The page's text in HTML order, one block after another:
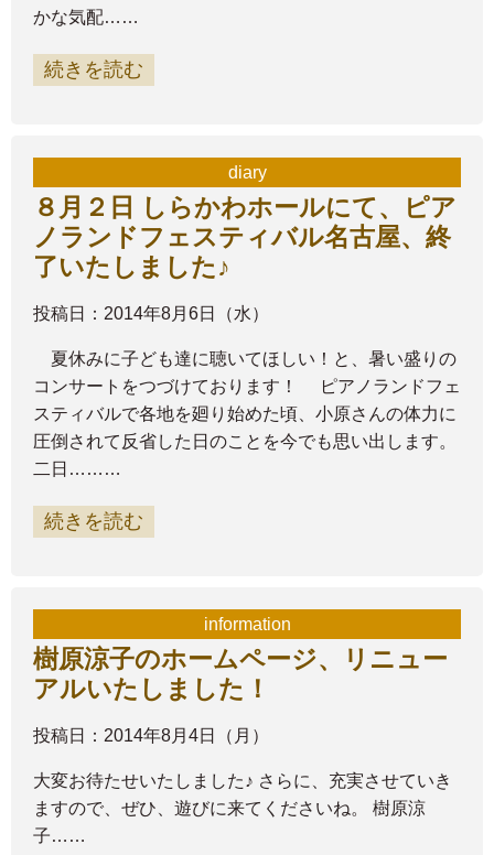
かな気配……
続きを読む
diary
８月２日 しらかわホールにて、ピア
ノランドフェスティバル名古屋、終
了いたしました♪
投稿日：2014年8月6日（水）
夏休みに子ども達に聴いてほしい！と、暑い盛りの
コンサートをつづけております！ ピアノランドフェ
スティバルで各地を廻り始めた頃、小原さんの体力に
圧倒されて反省した日のことを今でも思い出します。
二日………
続きを読む
information
樹原涼子のホームページ、リニュー
アルいたしました！
投稿日：2014年8月4日（月）
大変お待たせいたしました♪ さらに、充実させていき
ますので、ぜひ、遊びに来てくださいね。 樹原涼
子……